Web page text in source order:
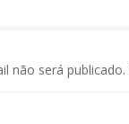
não será publicado.